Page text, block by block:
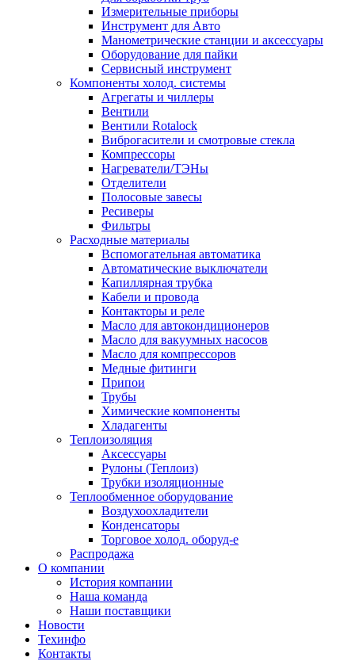
Измерительные приборы
Инструмент для Авто
Манометрические станции и аксессуары
Оборудование для пайки
Сервисный инструмент
Компоненты холод. системы
Агрегаты и чиллеры
Вентили
Вентили Rotalock
Виброгасители и смотровые стекла
Компрессоры
Нагреватели/ТЭНы
Отделители
Полосовые завесы
Ресиверы
Фильтры
Расходные материалы
Вспомогательная автоматика
Автоматические выключатели
Капиллярная трубка
Кабели и провода
Контакторы и реле
Масло для автокондиционеров
Масло для вакуумных насосов
Масло для компрессоров
Медные фитинги
Припои
Трубы
Химические компоненты
Хладагенты
Теплоизоляция
Аксессуары
Рулоны (Теплоиз)
Трубки изоляционные
Теплообменное оборудование
Воздухоохладители
Конденсаторы
Торговое холод. оборуд-е
Распродажа
О компании
История компании
Наша команда
Наши поставщики
Новости
Техинфо
Контакты